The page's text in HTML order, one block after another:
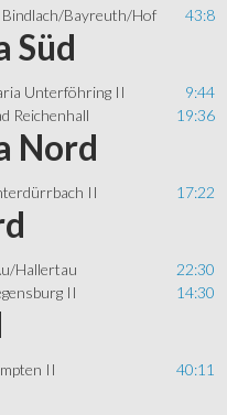
Bayreuth/Hof 43:8
Süd
Unterföhring II
9:44
Reichenhall 19:36
Nord
II 17:22
Hallertau
22:30
II 14:30
II 40:11